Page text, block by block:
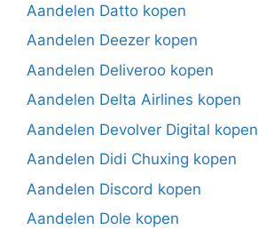
Aandelen Datto kopen
Aandelen Deezer kopen
Aandelen Deliveroo kopen
Aandelen Delta Airlines kopen
Aandelen Devolver Digital kopen
Aandelen Didi Chuxing kopen
Aandelen Discord kopen
Aandelen Dole kopen